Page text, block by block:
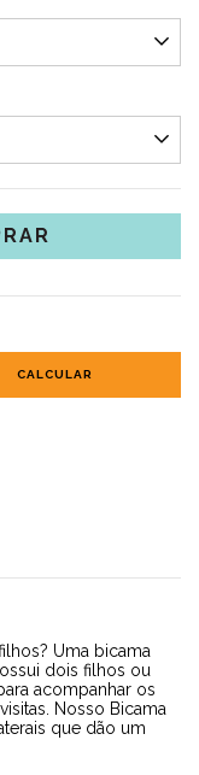
CALCULAR
Uma bicama
dois filhos ou
acompanhar os
Nosso Bicama
que dão um